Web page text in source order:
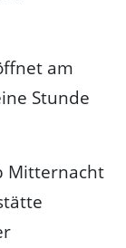
am
Stunde
Mitternacht